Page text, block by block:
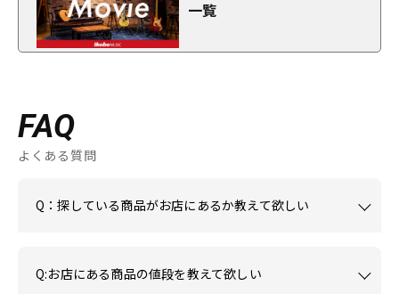
一覧
FAQ
よくある質問
Q：探している商品がお店にあるか教えて欲しい
Q:お店にある商品の値段を教えて欲しい